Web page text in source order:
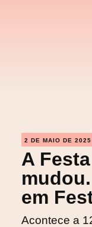
2 DE MAIO DE 2025
A
em
Acontece a